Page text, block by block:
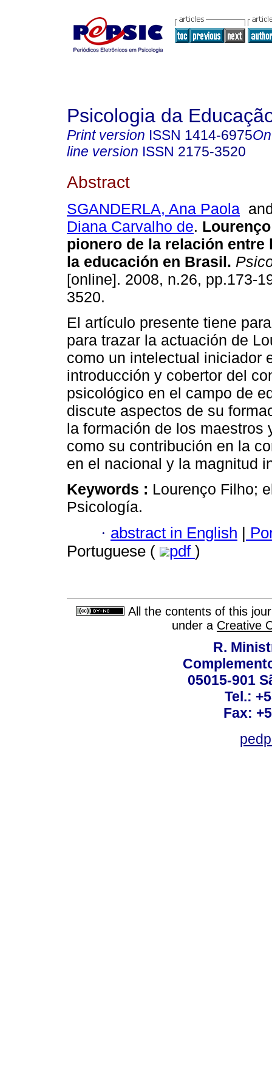
Psicologia da
Print version ISSN 1414-6975
line version ISSN 2175-3520
Abstract
SGANDERLA, Ana Paola
Diana Carvalho de.
pionero de la relación entre
la educación en Brasil.
[online]. 2008, n.26, pp.173-
3520.
El artículo presente tiene
para trazar la actuación de
como un intelectual iniciador
introducción y cobertor del
psicológico en el campo de
discute aspectos de su
la formación de los
como su contribución en la
en el nacional y la magnitud
Keywords : Lourenço Filho;
Psicología.
· abstract in English |
Portuguese (
pdf )
All the contents of this
under a Creative
R.
05015-901
Tel.:
Fax: